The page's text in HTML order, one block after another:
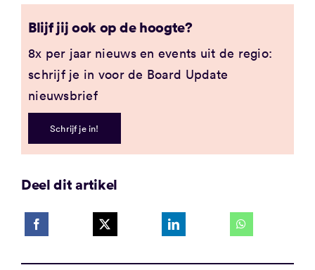
Blijf jij ook op de hoogte?
8x per jaar nieuws en events uit de regio:
schrijf je in voor de Board Update
nieuwsbrief
Schrijf je in!
Deel dit artikel